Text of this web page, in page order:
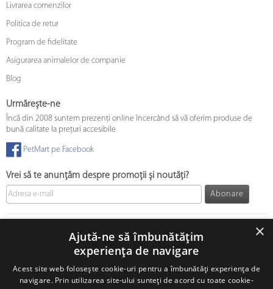
Livrarea comenzilor
Politica de retur
Program de fidelitate
Asigurarea animalelor de companie
Blog
Urmărește-ne
Încă din 2008 suntem prezenți online încercând să vă oferim produse de
bună calitate la prețuri accesibile
PetMart pe Facebook
Vrei să te anunțăm despre promoții și noutăți?
Abonare
×
Ajută-ne să îmbunătățim
experiența de navigare
Acest site web folosește cookie-uri pentru a îmbunătăți experiența de
navigare. Prin utilizarea site-ului sunteți de acord cu toate cookie-